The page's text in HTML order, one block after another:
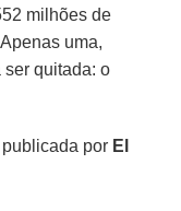
milhões de
uma,
ser quitada: o
publicada por El